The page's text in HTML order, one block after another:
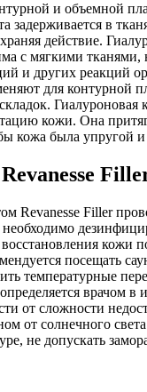
и объемной
задерживается в
действие.
с мягкими тканями,
и других реакций
для контурной
Гиалуроновая
кожи. Она
кожа была упругой
Revanesse Filler
кожи
посещать
температурные
врачом в
от сложности
от солнечного
не допускать